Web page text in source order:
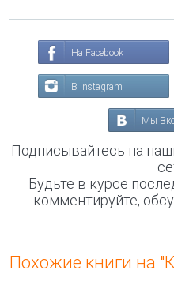
На Facebook
В Instagram
Мы
Подписывайтесь на
Будьте в курсе
комментируйте,
Похожие книги на